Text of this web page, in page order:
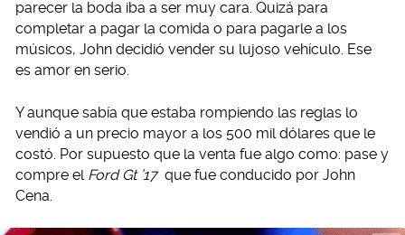
parecer la boda iba a ser muy cara. Quizá para
completar a pagar la comida o para pagarle a los
músicos, John decidió vender su lujoso vehículo. Ese
es amor en serio.
Y aunque sabía que estaba rompiendo las reglas lo
vendió a un precio mayor a los 500 mil dólares que le
costó. Por supuesto que la venta fue algo como: pase y
compre el Ford Gt ’17 que fue conducido por John
Cena.